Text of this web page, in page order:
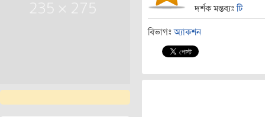
দর্শক মন্তব্যঃটি
বিভাগঃ অ্যাকশন